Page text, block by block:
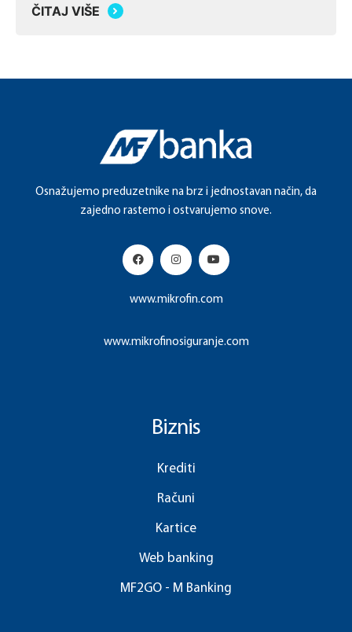
donošenje brzih odluka po mjeri naših klijenata.
ČITAJ VIŠE
Osnažujemo preduzetnike na brz i jednostavan način, da
zajedno rastemo i ostvarujemo snove.
www.mikrofin.com
www.mikrofinosiguranje.com
Biznis
Krediti
Računi
Kartice
Web banking
MF2GO - M Banking